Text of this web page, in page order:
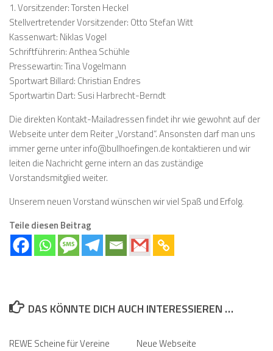
1. Vorsitzender: Torsten Heckel
Stellvertretender Vorsitzender: Otto Stefan Witt
Kassenwart: Niklas Vogel
Schriftführerin: Anthea Schühle
Pressewartin: Tina Vogelmann
Sportwart Billard: Christian Endres
Sportwartin Dart: Susi Harbrecht-Berndt
Die direkten Kontakt-Mailadressen findet ihr wie gewohnt auf der
Webseite unter dem Reiter „Vorstand“. Ansonsten darf man uns
immer gerne unter info@bullhoefingen.de kontaktieren und wir
leiten die Nachricht gerne intern an das zuständige
Vorstandsmitglied weiter.
Unserem neuen Vorstand wünschen wir viel Spaß und Erfolg.
Teile diesen Beitrag
DAS KÖNNTE DICH AUCH INTERESSIEREN …
REWE Scheine für Vereine Neue Webseite